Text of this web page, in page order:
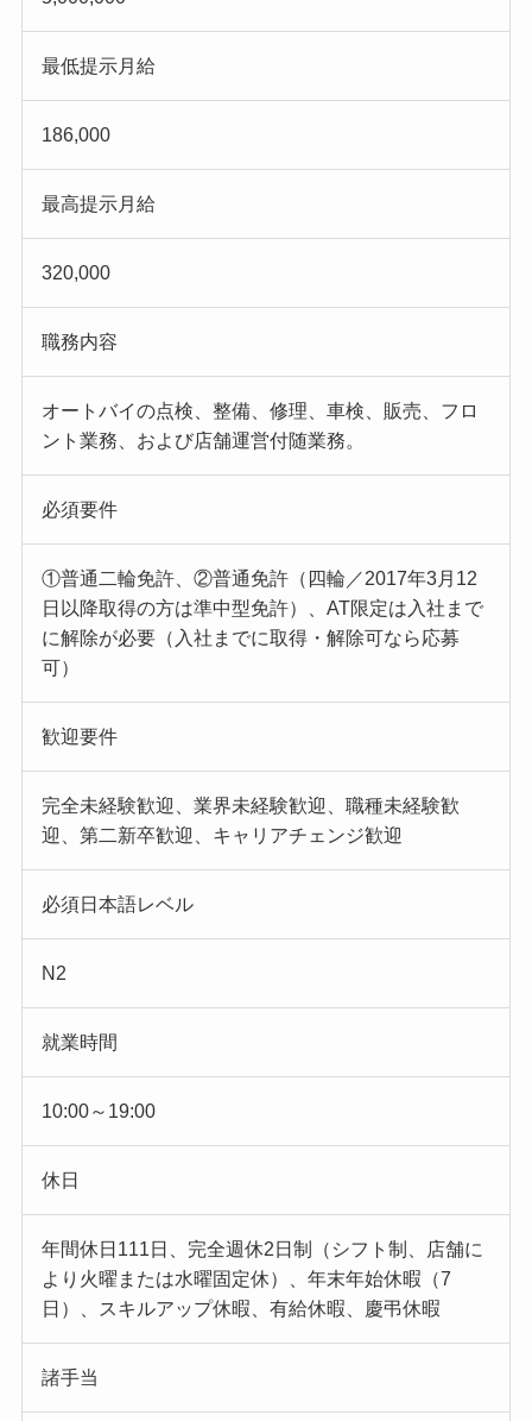
最低提示月給
186,000
最高提示月給
320,000
職務内容
オートバイの点検、整備、修理、車検、販売、フロ
ント業務、および店舗運営付随業務。
必須要件
①普通二輪免許、②普通免許（四輪／2017年3月12
日以降取得の方は準中型免許）、AT限定は入社まで
に解除が必要（入社までに取得・解除可なら応募
可）
歓迎要件
完全未経験歓迎、業界未経験歓迎、職種未経験歓
迎、第二新卒歓迎、キャリアチェンジ歓迎
必須日本語レベル
N2
就業時間
10:00～19:00
休日
年間休日111日、完全週休2日制（シフト制、店舗に
より火曜または水曜固定休）、年末年始休暇（7
日）、スキルアップ休暇、有給休暇、慶弔休暇
諸手当